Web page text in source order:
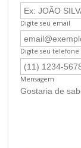
Digite seu email
Digite seu telefone
Mensagem